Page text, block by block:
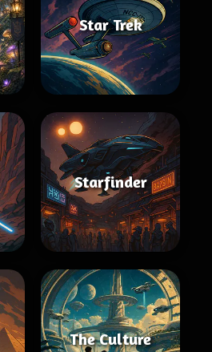
Star Trek
Starfinder
The Culture